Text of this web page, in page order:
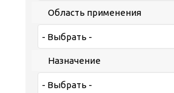
10*5 мл
Область применения
Назначение